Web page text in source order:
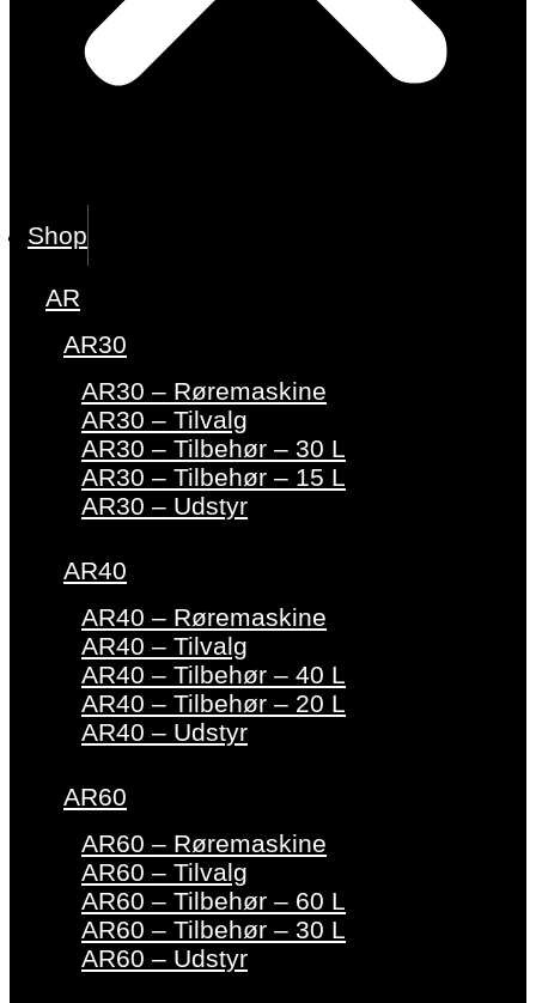
Shop
AR
AR30
AR30 – Røremaskine
AR30 – Tilvalg
AR30 – Tilbehør – 30 L
AR30 – Tilbehør – 15 L
AR30 – Udstyr
AR40
AR40 – Røremaskine
AR40 – Tilvalg
AR40 – Tilbehør – 40 L
AR40 – Tilbehør – 20 L
AR40 – Udstyr
AR60
AR60 – Røremaskine
AR60 – Tilvalg
AR60 – Tilbehør – 60 L
AR60 – Tilbehør – 30 L
AR60 – Udstyr